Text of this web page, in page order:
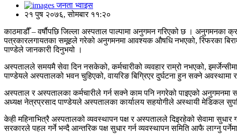
जनता भ्वाइस
२१ पुष २०७६, सोमबार ११:२०
काठमाडौँ – वर्षाैपछि जिल्ला अस्पताल पाल्पामा अनुगमन गरिएको छ । अनुगमनका
पत्रकारलगायतका समूहले गरेको अनुगमनमा आवश्यक औषधि नभएको, रिफरका
पाण्डेले जानकारी दिनुभयो ।
अस्पतालले समयमै सेवा दिन नसकेको, कर्मचारीको व्यवहार राम्रो नभएको,
पाण्डेयले अस्पतालको भवन चुहिएको, वायरिङ बिग्रिएर दुर्घटना हुन सक्ने
अस्पताल र अस्पतालका कर्मचारीले गर्न सक्ने काम पनि नगरेको पाइएको अनुगमनमा
अध्यक्ष नेत्रप्रसाद पाण्डेयले अस्पतालका कार्यालय सहयोगीले अस्थायी मेडिकल
केही महिनाभित्रै अस्पतालको व्यवस्थापन पक्ष र अस्पतालले दिइरहेको सेवामा
सरकारले पहल गर्ने भन्दै आन्तरिक पक्ष सुधार गर्न व्यवस्थापन समिति आफै लाग्नु